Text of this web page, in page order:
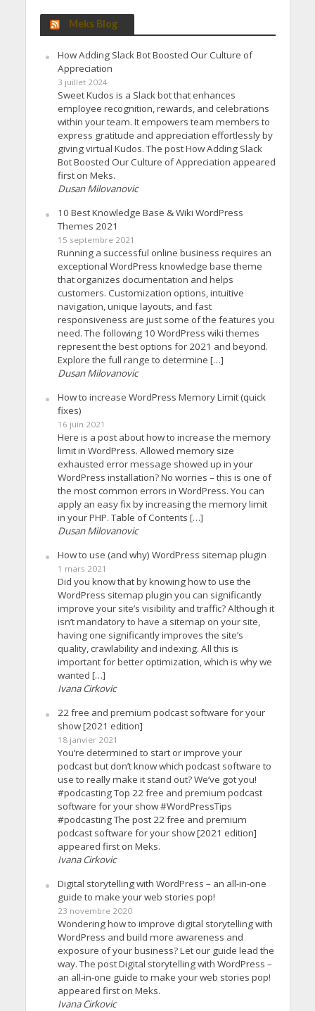
Meks Blog
How Adding Slack Bot Boosted Our Culture of
Appreciation
3 juillet 2024
Sweet Kudos is a Slack bot that enhances
employee recognition, rewards, and celebrations
within your team. It empowers team members to
express gratitude and appreciation effortlessly by
giving virtual Kudos. The post How Adding Slack
Bot Boosted Our Culture of Appreciation appeared
first on Meks.
Dusan Milovanovic
10 Best Knowledge Base & Wiki WordPress
Themes 2021
15 septembre 2021
Running a successful online business requires an
exceptional WordPress knowledge base theme
that organizes documentation and helps
customers. Customization options, intuitive
navigation, unique layouts, and fast
responsiveness are just some of the features you
need. The following 10 WordPress wiki themes
represent the best options for 2021 and beyond.
Explore the full range to determine […]
Dusan Milovanovic
How to increase WordPress Memory Limit (quick
fixes)
16 juin 2021
Here is a post about how to increase the memory
limit in WordPress. Allowed memory size
exhausted error message showed up in your
WordPress installation? No worries – this is one of
the most common errors in WordPress. You can
apply an easy fix by increasing the memory limit
in your PHP. Table of Contents […]
Dusan Milovanovic
How to use (and why) WordPress sitemap plugin
1 mars 2021
Did you know that by knowing how to use the
WordPress sitemap plugin you can significantly
improve your site’s visibility and traffic? Although it
isn’t mandatory to have a sitemap on your site,
having one significantly improves the site’s
quality, crawlability and indexing. All this is
important for better optimization, which is why we
wanted […]
Ivana Cirkovic
22 free and premium podcast software for your
show [2021 edition]
18 janvier 2021
You’re determined to start or improve your
podcast but don’t know which podcast software to
use to really make it stand out? We’ve got you!
#podcasting Top 22 free and premium podcast
software for your show #WordPressTips
#podcasting The post 22 free and premium
podcast software for your show [2021 edition]
appeared first on Meks.
Ivana Cirkovic
Digital storytelling with WordPress – an all-in-one
guide to make your web stories pop!
23 novembre 2020
Wondering how to improve digital storytelling with
WordPress and build more awareness and
exposure of your business? Let our guide lead the
way. The post Digital storytelling with WordPress –
an all-in-one guide to make your web stories pop!
appeared first on Meks.
Ivana Cirkovic